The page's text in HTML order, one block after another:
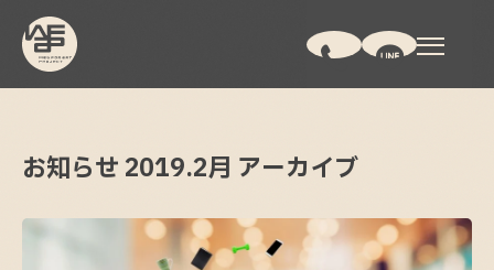
お知らせ 2019.2月 アーカイブ